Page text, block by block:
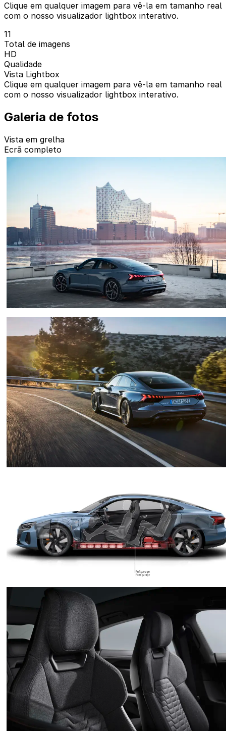
Clique em qualquer imagem para vê-la em tamanho real
com o nosso visualizador lightbox interativo.
11
Total de imagens
HD
Qualidade
Vista Lightbox
Clique em qualquer imagem para vê-la em tamanho real
com o nosso visualizador lightbox interativo.
Galeria de fotos
Vista em grelha
Ecrã completo